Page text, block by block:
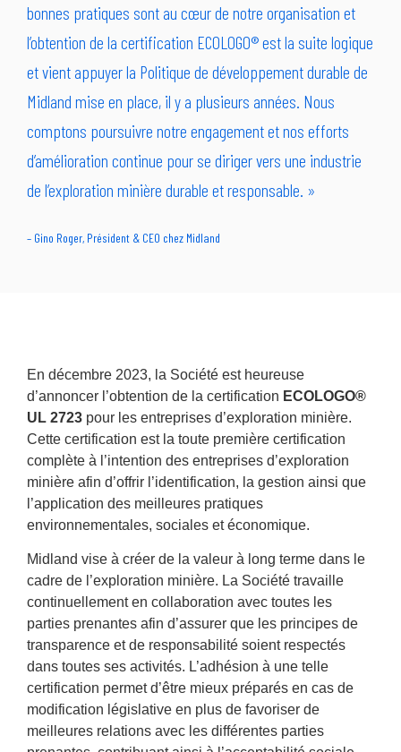
bonnes pratiques sont au cœur de notre organisation et
l’obtention de la certification ECOLOGO® est la suite logique
et vient appuyer la Politique de développement durable de
Midland mise en place, il y a plusieurs années. Nous
comptons poursuivre notre engagement et nos efforts
d’amélioration continue pour se diriger vers une industrie
de l’exploration minière durable et responsable. »
– Gino Roger, Président & CEO chez Midland
En décembre 2023, la Société est heureuse
d’annoncer l’obtention de la certification ECOLOGO®
UL 2723 pour les entreprises d’exploration minière.
Cette certification est la toute première certification
complète à l’intention des entreprises d’exploration
minière afin d’offrir l’identification, la gestion ainsi que
l’application des meilleures pratiques
environnementales, sociales et économique.
Midland vise à créer de la valeur à long terme dans le
cadre de l’exploration minière. La Société travaille
continuellement en collaboration avec toutes les
parties prenantes afin d’assurer que les principes de
transparence et de responsabilité soient respectés
dans toutes ses activités. L’adhésion à une telle
certification permet d’être mieux préparés en cas de
modification législative en plus de favoriser de
meilleures relations avec les différentes parties